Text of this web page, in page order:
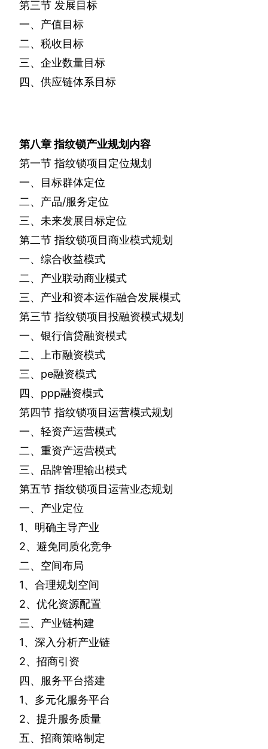
第三节 发展目标
一、产值目标
二、税收目标
三、企业数量目标
四、供应链体系目标
第八章指纹锁产业规划内容
第一节 指纹锁项目定位规划
一、目标群体定位
二、产品/服务定位
三、未来发展目标定位
第二节 指纹锁项目商业模式规划
一、综合收益模式
二、产业联动商业模式
三、产业和资本运作融合发展模式
第三节 指纹锁项目投融资模式规划
一、银行信贷融资模式
二、上市融资模式
三、 pe融资模式
四、 ppp融资模式
第四节 指纹锁项目运营模式规划
一、轻资产运营模式
二、重资产运营模式
三、品牌管理输出模式
第五节 指纹锁项目运营业态规划
一、产业定位
1、明确主导产业
2、避免同质化竞争
二、空间布局
1、合理规划空间
2、优化资源配置
三、产业链构建
1、深入分析产业链
2、招商引资
四、服务平台搭建
1、多元化服务平台
2、提升服务质量
五、招商策略制定